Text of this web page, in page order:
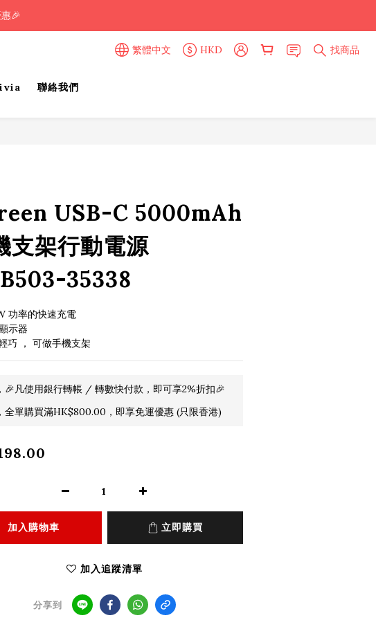
🎉
🎉
繁體中文 HKD 找商品
聯絡我們
USB-C 5000mAh
支架行動電源
35338
功率的快速充電
示器
巧 ， 可做手機支架
🎉凡使用銀行轉帳 / 轉數快付款，即可享2%折扣🎉
全單購買滿HK$800.00，即享免運優惠 (只限香港)
加入購物車 立即購買
加入追蹤清單
分享到